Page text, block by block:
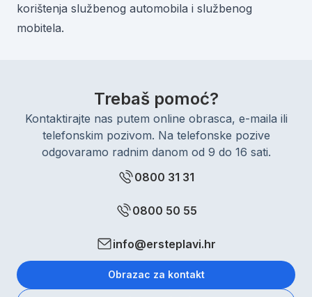
korištenja službenog automobila i službenog
mobitela.
Trebaš pomoć?
Kontaktirajte nas putem online obrasca, e-maila ili
telefonskim pozivom. Na telefonske pozive
odgovaramo radnim danom od 9 do 16 sati.
0800 31 31
0800 50 55
info@ersteplavi.hr
Obrazac za kontakt